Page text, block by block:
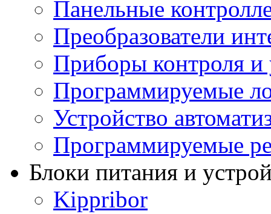
Панельные
Преобразователи
Приборы контроля и
Программируемые
Устройство
Программируемые
Блоки питания и
Kippribor